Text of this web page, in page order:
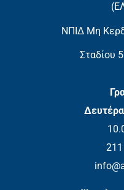
ΝΠΙΔ Μη
Σταδίου